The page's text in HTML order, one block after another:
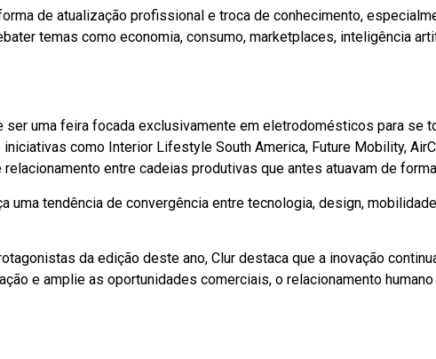
de atualização profissional e troca de conhecimento,
temas como economia, consumo, marketplaces, inteligência
ser uma feira focada exclusivamente em eletrodomésticos para se
como Interior Lifestyle South America, Future Mobility,
entre cadeias produtivas que antes atuavam de
tendência de convergência entre tecnologia, design,
da edição deste ano, Clur destaca que a inovação
e amplie as oportunidades comerciais, o relacionamento